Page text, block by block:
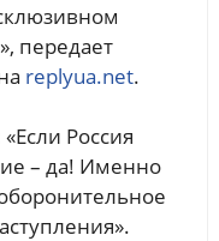
», передает
replyua.net.
Россия
– да! Именно